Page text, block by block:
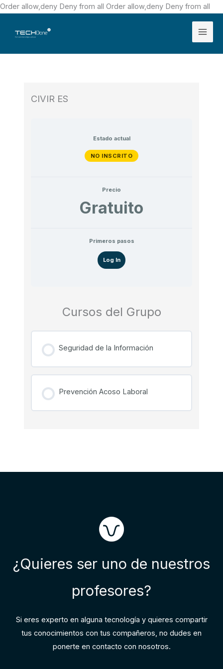
Order allow,deny Deny from all Order allow,deny Deny from all
al
Main
CIVIR ES
Estado actual
NO INSCRITO
Precio
Gratuito
Primeros pasos
Log In
Cursos del Grupo
Seguridad de la Información
0% COMPLETADO 0/0 pasos
Prevención Acoso Laboral
¿Quieres ser uno de nuestros
profesores?
Si eres experto en alguna tecnología y quieres compartir
tus conocimientos con tus compañeros, no dudes en
ponerte en contacto con nosotros.